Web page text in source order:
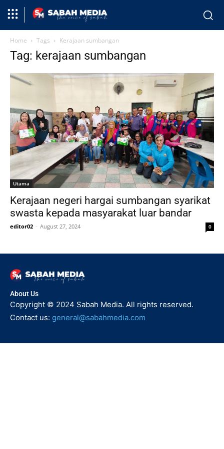
Home Tags Kerajaan sumbangan
Tag: kerajaan sumbangan
Utama
Kerajaan negeri hargai sumbangan syarikat
swasta kepada masyarakat luar bandar
editor02 - August 27, 2024 0
About Us
Copyright © 2024 Sabah Media. All rights reserved.
Contact us: general@sabahmedia.com